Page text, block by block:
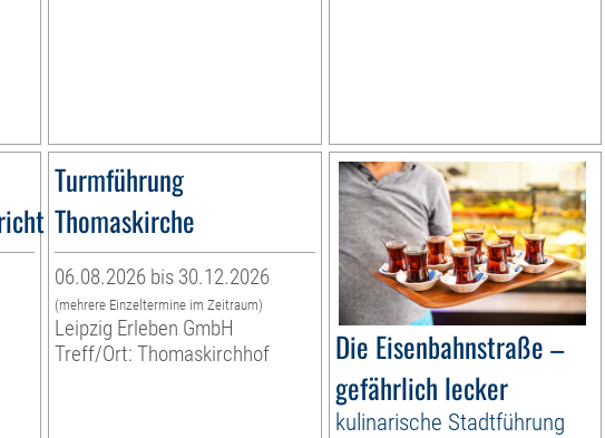
Turmführung
Thomaskirche
06.08.2026 bis 30.12.2026
(mehrere Einzeltermine im Zeitraum)
Leipzig Erleben GmbH
Treff/Ort: Thomaskirchhof
Die Eisenbahnstraße –
gefährlich lecker
kulinarische Stadtführung